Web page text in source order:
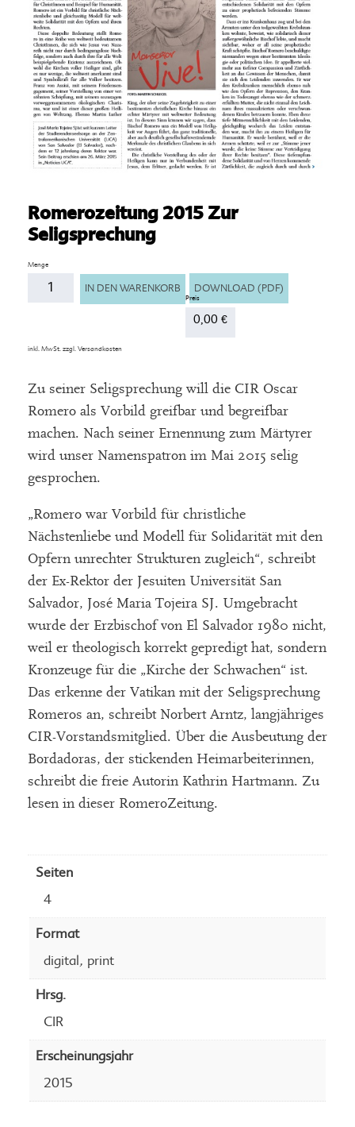
Romerozeitung 2015 Zur
Seligsprechung
Anzahl
IN DEN WARENKORB DOWNLOAD (PDF)
0,00 €
inkl. MwSt. zzgl. Versandkosten
Zu seiner Seligsprechung will die CIR Oscar
Romero als Vorbild greifbar und begreifbar
machen. Nach seiner Ernennung zum Märtyrer
wird unser Namenspatron im Mai 2015 selig
gesprochen.
„Romero war Vorbild für christliche
Nächstenliebe und Modell für Solidarität mit den
Opfern unrechter Strukturen zugleich“, schreibt
der Ex-Rektor der Jesuiten Universität San
Salvador, José Maria Tojeira SJ. Umgebracht
wurde der Erzbischof von El Salvador 1980 nicht,
weil er theologisch korrekt gepredigt hat, sondern
Kronzeuge für die „Kirche der Schwachen“ ist.
Das erkenne der Vatikan mit der Seligsprechung
Romeros an, schreibt Norbert Arntz, langjähriges
CIR-Vorstandsmitglied. Über die Ausbeutung der
Bordadoras, der stickenden Heimarbeiterinnen,
schreibt die freie Autorin Kathrin Hartmann. Zu
lesen in dieser RomeroZeitung.
Seiten
4
Format
digital , print
Hrsg.
CIR
Erscheinungsjahr
2015